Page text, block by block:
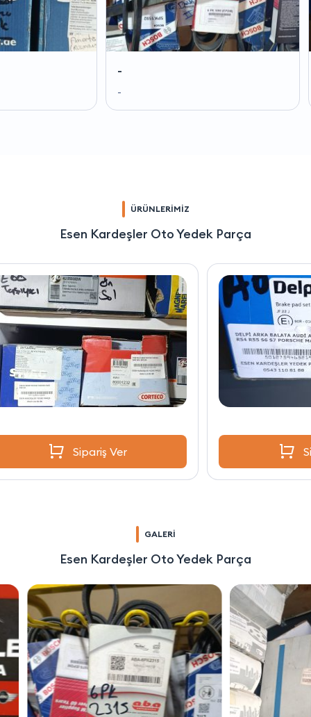
ÜRÜNLERİMİZ
Esen Kardeşler Oto Yedek Parça
GALERİ
Esen Kardeşler Oto Yedek Parça